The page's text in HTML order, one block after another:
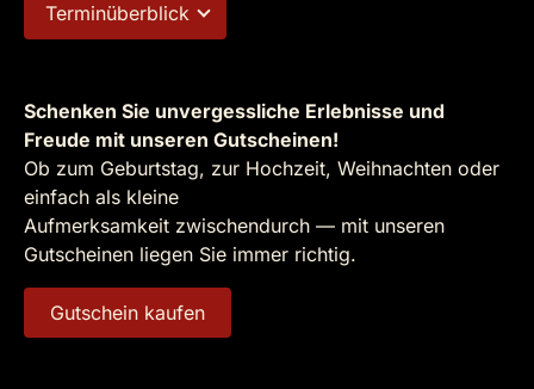
Terminüberblick
Schenken Sie unvergessliche Erlebnisse und
Freude mit unseren Gutscheinen!
Ob zum Geburtstag, zur Hochzeit, Weihnachten oder
einfach als kleine
Aufmerksamkeit zwischendurch — mit unseren
Gutscheinen liegen Sie immer richtig.
Gutschein kaufen